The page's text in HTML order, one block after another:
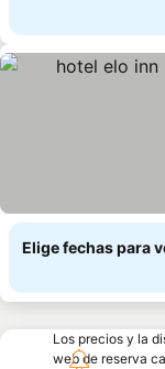
Elige fechas para
Los precios y la
web de reserva